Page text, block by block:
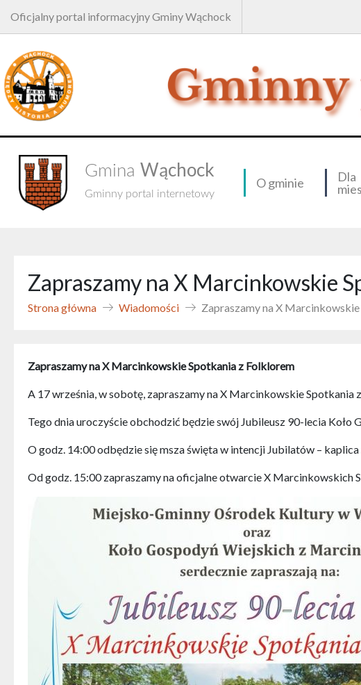
Oficjalny portal informacyjny Gminy Wąchock
Gmina Wąchock
Gminny portal internetowy
O gminie
Dla
Zapraszamy na X Marcinkowskie
Strona główna Wiadomości Zapraszamy na X
Zapraszamy na X Marcinkowskie Spotkania z Folklorem
A 17 września, w sobotę, zapraszamy na X Marcinkowskie Spotkania
Tego dnia uroczyście obchodzić będzie swój Jubileusz 90-lecia
O godz. 14:00 odbędzie się msza święta w intencji Jubilatów –
Od godz. 15:00 zapraszamy na oficjalne otwarcie X Marcinkowskich